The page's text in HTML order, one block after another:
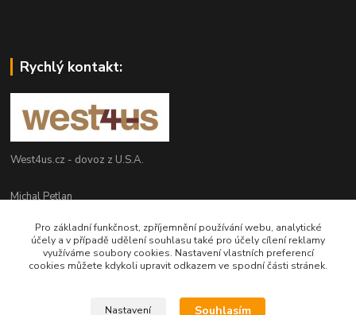
Rychlý kontakt:
West4us.cz - dovoz z U.S.A.
Michal Petlan
(Po-Pá, 9-16h)
info@west4us.cz
Pro základní funkčnost, zpříjemnění používání webu, analytické
účely a v případě udělení souhlasu také pro účely cílení reklamy
využíváme soubory cookies. Nastavení vlastních preferencí
cookies můžete kdykoli upravit odkazem ve spodní části stránek.
Nastavení Souhlasím